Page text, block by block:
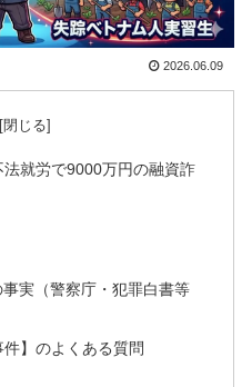
2026.06.09
就労で9000万円の融資詐
実（警察庁・犯罪白書等
件】のよくある質問